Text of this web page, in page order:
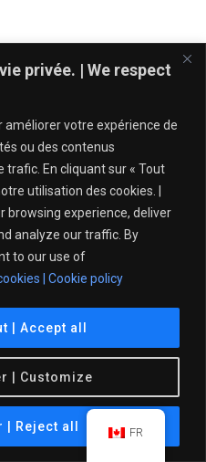
privée. | We respect
améliorer votre expérience de
ou des contenus
En cliquant sur « Tout
utilisation des cookies. |
browsing experience, deliver
analyze our traffic. By
to our use of
| Cookie policy
| Customize
| Reject all
| Accept all
– Tennis Québec
des Sœurs. Tous droits
FR